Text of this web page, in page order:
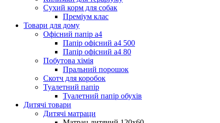
Сухий корм для собак
Преміум клас
Товари для дому
Офісний папір а4
Папір офісний а4 500
Папір офісний а4 80
Побутова хімія
Пральний порошок
Скотч для коробок
Туалетний папір
Туалетний папір обухів
Дитячі товари
Дитячі матраци